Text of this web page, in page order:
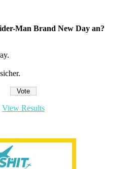
Man Brand New Day an?
View Results